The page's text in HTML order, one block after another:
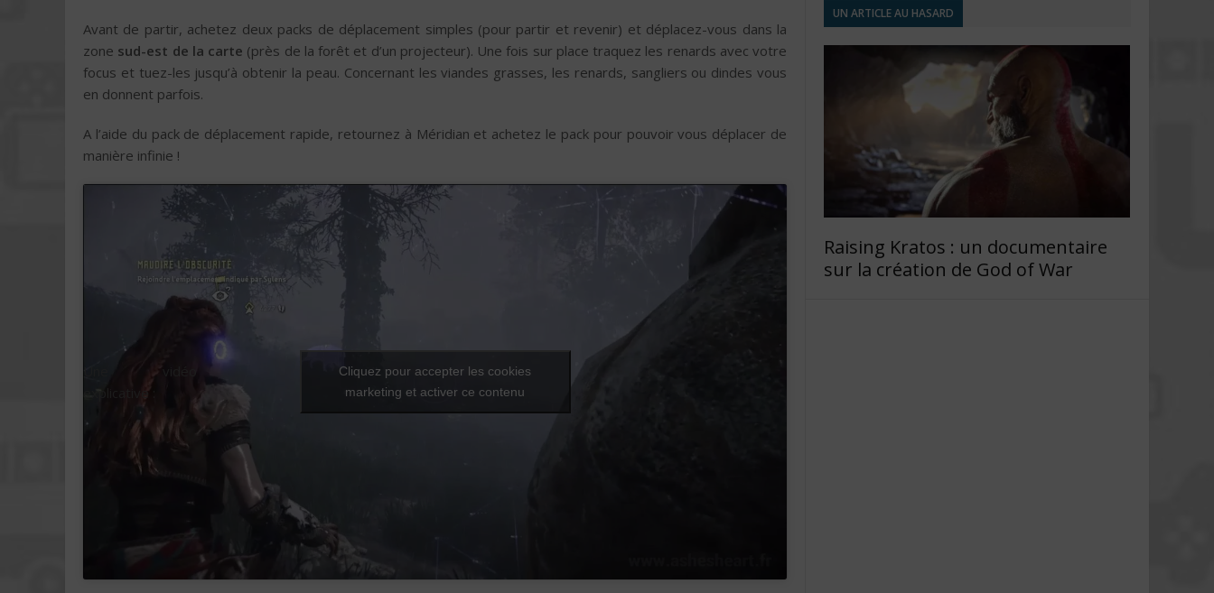
Avant de partir, achetez deux packs de déplacement simples (pour partir et revenir) et déplacez-vous dans la
zone sud-est de la carte (près de la forêt et d’un projecteur). Une fois sur place traquez les renards avec votre
focus et tuez-les jusqu’à obtenir la peau. Concernant les viandes grasses, les renards, sangliers ou dindes vous
en donnent parfois.
A l’aide du pack de déplacement rapide, retournez à Méridian et achetez le pack pour pouvoir vous déplacer de
manière infinie !
Une vidéo
explicative :
Cliquez pour accepter les cookies
marketing et activer ce contenu
UN ARTICLE AU HASARD
Raising Kratos : un documentaire
sur la création de God of War